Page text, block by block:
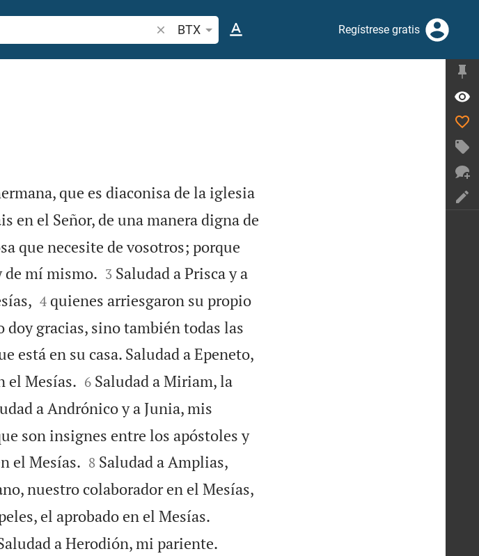
Buscar versículo bíblico o palabra
BTX Regístrese gratis
que es diaconisa de la iglesia
en el Señor, de una manera digna de
que necesite de vosotros; porque
de mí mismo.
3 Saludad a Prisca y a

4 quienes arriesgaron su propio
gracias, sino también todas las
está en su casa. Saludad a Epeneto,
el Mesías.
6 Saludad a Miriam, la
a Andrónico y a Junia, mis
son insignes entre los apóstoles y
el Mesías.
8 Saludad a Amplias,
nuestro colaborador en el Mesías,
el aprobado en el Mesías.
a Herodión, mi pariente.